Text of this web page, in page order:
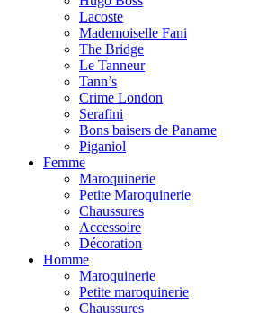
Lacoste
Mademoiselle Fani
The Bridge
Le Tanneur
Tann’s
Crime London
Serafini
Bons baisers de Paname
Piganiol
Femme
Maroquinerie
Petite Maroquinerie
Chaussures
Accessoire
Décoration
Homme
Maroquinerie
Petite maroquinerie
Chaussures